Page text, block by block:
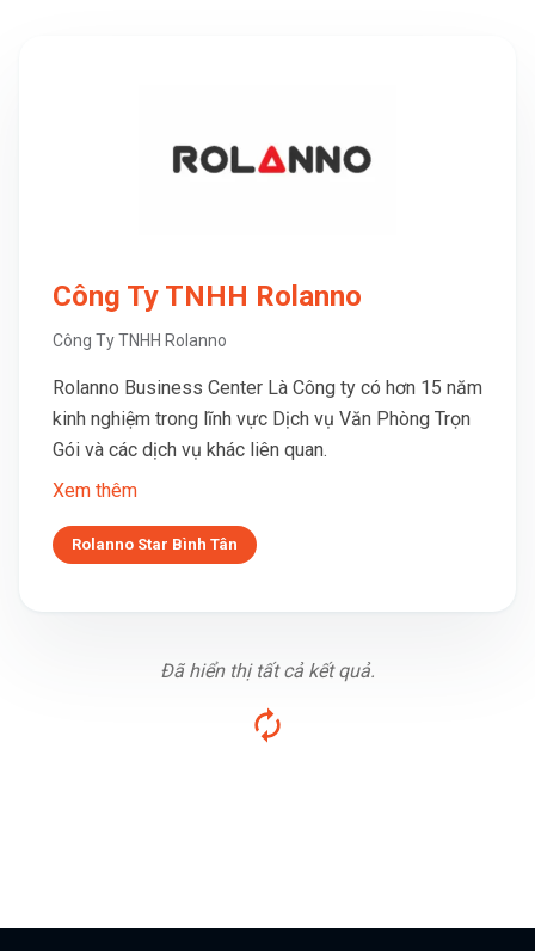
Công Ty TNHH Rolanno
Công Ty TNHH Rolanno
Rolanno Business Center Là Công ty có hơn 15 năm
kinh nghiệm trong lĩnh vực Dịch vụ Văn Phòng Trọn
Gói và các dịch vụ khác liên quan.
Xem thêm
Rolanno Star Bình Tân
Đã hiển thị tất cả kết quả.